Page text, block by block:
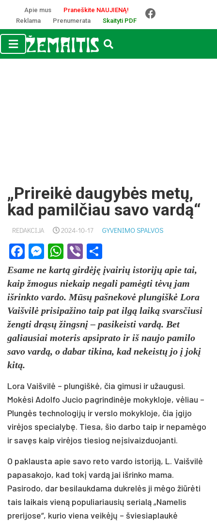
Apie mus
Praneškite NAUJIENĄ!
Reklama
Prenumerata Skaityti PDF
„Prireikė daugybės metų,
kad pamilčiau savo vardą“
REDAKCIJA 2024-10-17 GYVENIMO SPALVOS
Facebook
Messenger
WhatsApp
Viber
Esame ne kartą girdėję įvairių istorijų apie tai,
kaip žmogus niekaip negali pamėgti tėvų jam
išrinkto vardo. Mūsų pašnekovė plungiškė Lora
Vaišvilė prisipažino taip pat ilgą laiką svarsčiusi
žengti drąsų žingsnį – pasikeisti vardą. Bet
galiausiai moteris apsiprato ir iš naujo pamilo
savo vardą, o dabar tikina, kad nekeistų jo į jokį
kitą.
Lora Vaišvilė – plungiškė, čia gimusi ir užaugusi.
Mokėsi Adolfo Jucio pagrindinėje mokykloje, vėliau –
Plungės technologijų ir verslo mokykloje, čia įgijo
virėjos specialybę. Tiesa, šio darbo taip ir nepamėgo
ir savęs kaip virėjos tiesiog neįsivaizduojanti.
O paklausta apie savo reto vardo istoriją, L. Vaišvilė
papasakojo, kad tokį vardą jai išrinko mama.
Pasirodo, dar besilaukdama dukrelės ji mėgo žiūrėti
tais laikais vieną populiariausių serialą „Namelis
prerijose“, kurio viena veikėjų – šviesiaplaukė